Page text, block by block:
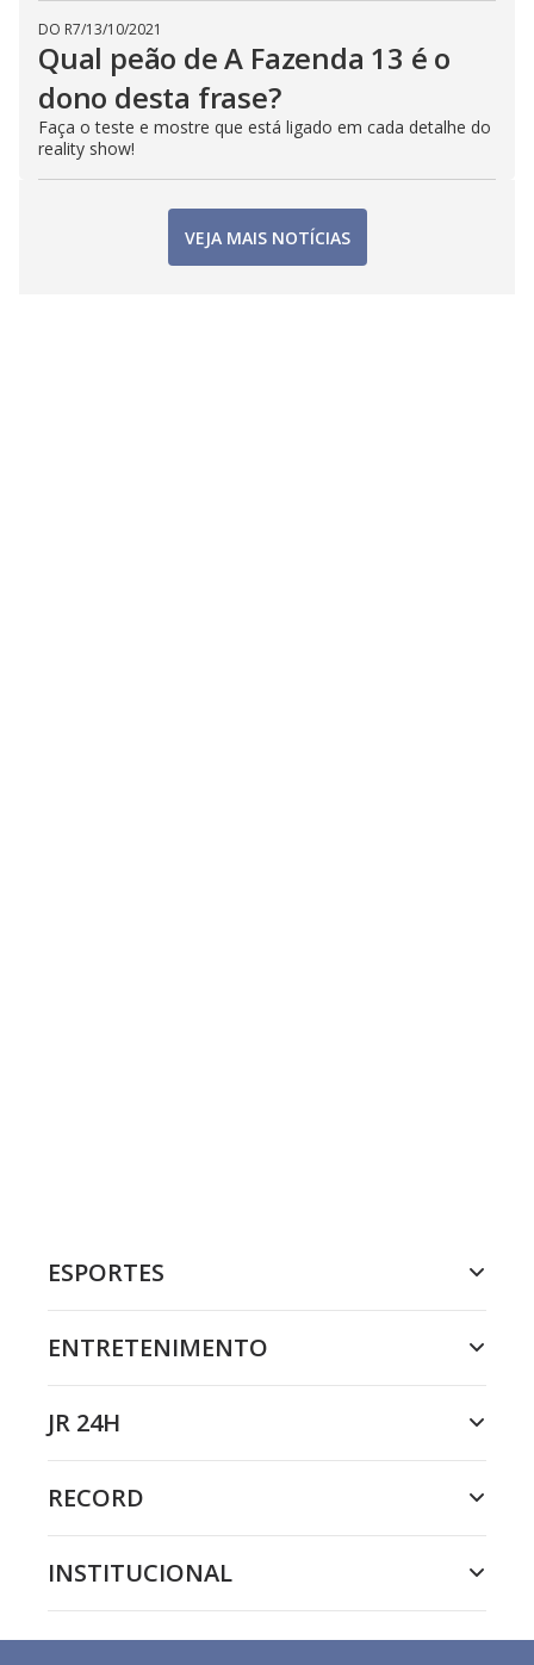
DO R7/13/10/2021
Qual peão de A Fazenda 13 é o
dono desta frase?
Faça o teste e mostre que está ligado em cada detalhe do
reality show!
VEJA MAIS NOTÍCIAS
ESPORTES
ENTRETENIMENTO
JR 24H
RECORD
INSTITUCIONAL